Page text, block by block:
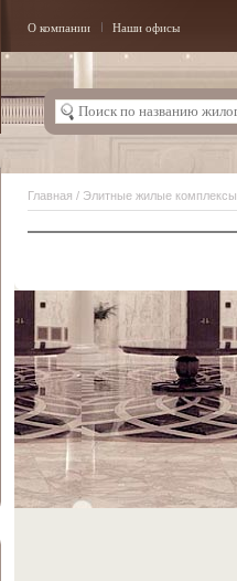
О компании Наши офисы
Главная / Элитные жилые комплексы